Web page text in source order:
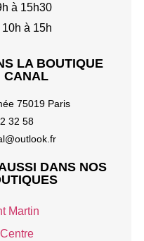
à 15h30
à 15h
LA BOUTIQUE
CANAL
75019 Paris
32 58
DANS NOS
Martin